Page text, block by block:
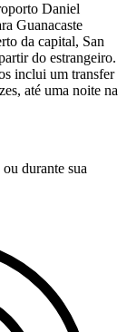
Daniel
Guanacaste
da capital, San
do estrangeiro.
inclui um transfer
até uma noite na
durante sua